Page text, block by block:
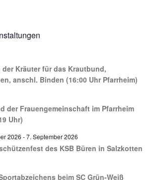
der Kräuter für das Krautbund,
anschl. Binden (16:00 Uhr Pfarrheim)
der Frauengemeinschaft im Pfarrheim
Uhr)
2026 -7. September 2026
des KSB Büren in Salzkotten
beim SC Grün-Weiß